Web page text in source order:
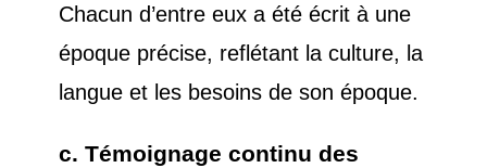
Chacun d’entre eux a été écrit à une
époque précise, reflétant la culture, la
langue et les besoins de son époque.
c. Témoignage continu des